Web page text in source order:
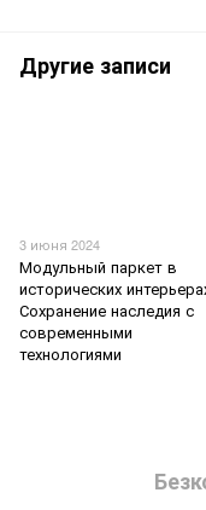
Другие записи
3 июня 2024
Модульный паркет в
исторических
Сохранение наследия с
современными
технологиями